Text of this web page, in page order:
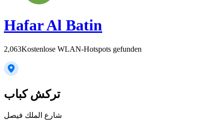
Hafar Al Batin
2,063Kostenlose WLAN-Hotspots gefunden
تركش كباب
شارع الملك فيصل